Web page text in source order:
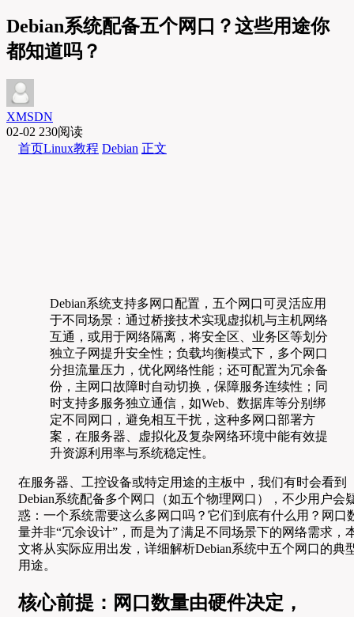
Debian系统配备五个网口？这些用途你
都知道吗？
XMSDN
02-02 230阅读
首页Linux教程 Debian 正文
Debian系统支持多网口配置，五个网口可灵活应用
于不同场景：通过桥接技术实现虚拟机与主机网络
互通，或用于网络隔离，将安全区、业务区等划分
独立子网提升安全性；负载均衡模式下，多个网口
分担流量压力，优化网络性能；还可配置为冗余备
份，主网口故障时自动切换，保障服务连续性；同
时支持多服务独立通信，如Web、数据库等分别绑
定不同网口，避免相互干扰，这种多网口部署方
案，在服务器、虚拟化及复杂网络环境中能有效提
升资源利用率与系统稳定性。
在服务器、工控设备或特定用途的主板中，我们有时会看到
Debian系统配备多个网口（如五个物理网口），不少用户会
惑：一个系统需要这么多网口吗？它们到底有什么用？网口
量并非“冗余设计”，而是为了满足不同场景下的网络需求，
文将从实际应用出发，详细解析Debian系统中五个网口的典
用途。
核心前提：网口数量由硬件决定，